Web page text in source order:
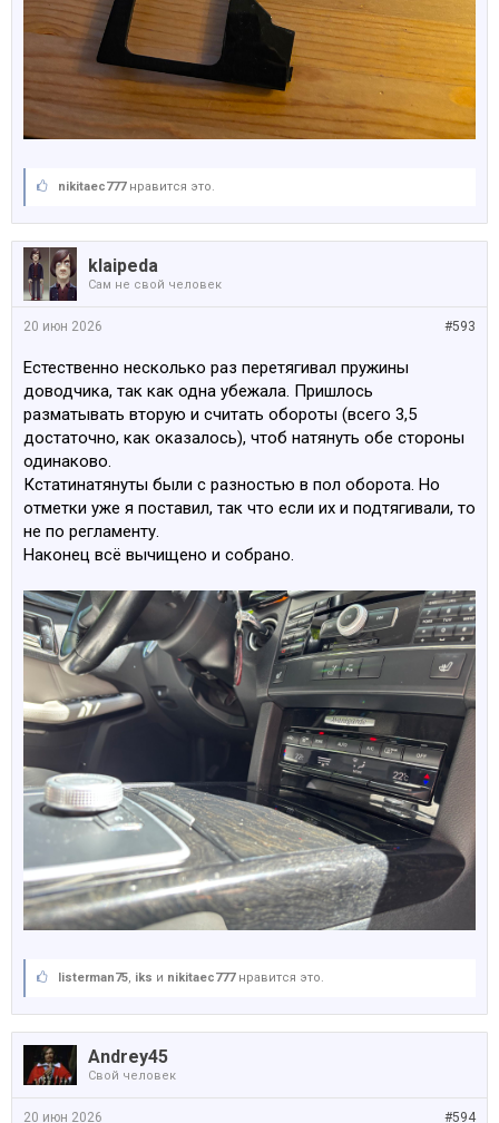
nikitaec777нравится это.
klaipeda
Сам не свой человек
#593
20 июн 2026
Естественно несколько раз перетягивал пружины
доводчика, так как одна убежала. Пришлось
разматывать вторую и считать обороты (всего 3,5
достаточно, как оказалось), чтоб натянуть обе стороны
одинаково.
Кстатинатянуты были с разностью в пол оборота. Но
отметки уже я поставил, так что если их и подтягивали, то
не по регламенту.
Наконец всё вычищено и собрано.
listerman75, iks и nikitaec777нравится это.
Andrey45
Свой человек
#594
20 июн 2026